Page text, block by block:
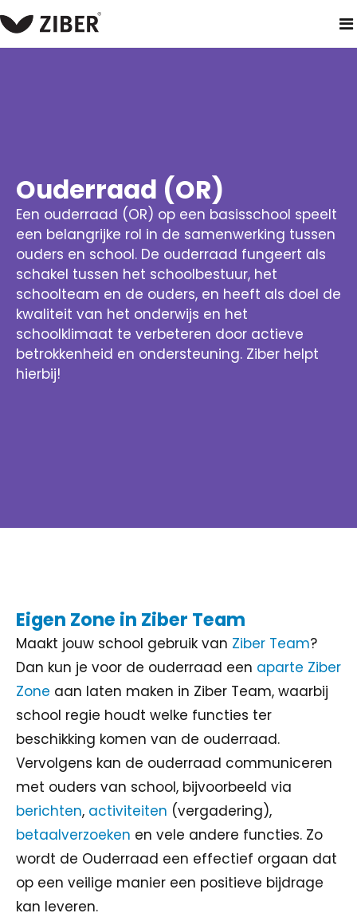
home oplossingen primair onderwijs ouderraad
Ouderraad (OR)
Een ouderraad (OR) op een basisschool speelt
een belangrijke rol in de samenwerking tussen
ouders en school. De ouderraad fungeert als
schakel tussen het schoolbestuur, het
schoolteam en de ouders, en heeft als doel de
kwaliteit van het onderwijs en het
schoolklimaat te verbeteren door actieve
betrokkenheid en ondersteuning. Ziber helpt
hierbij!
Eigen Zone in Ziber Team
Maakt jouw school gebruik van Ziber Team?
Dan kun je voor de ouderraad een aparte Ziber
Zone aan laten maken in Ziber Team, waarbij
school regie houdt welke functies ter
beschikking komen van de ouderraad.
Vervolgens kan de ouderraad communiceren
met ouders van school, bijvoorbeeld via
berichten, activiteiten (vergadering),
betaalverzoeken en vele andere functies. Zo
wordt de Ouderraad een effectief orgaan dat
op een veilige manier een positieve bijdrage
kan leveren.